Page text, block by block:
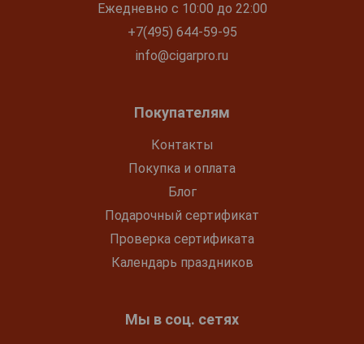
Ежедневно с 10:00 до 22:00
+7(495) 644-59-95
info@cigarpro.ru
Покупателям
Контакты
Покупка и оплата
Блог
Подарочный сертификат
Проверка сертификата
Календарь праздников
Мы в соц. сетях